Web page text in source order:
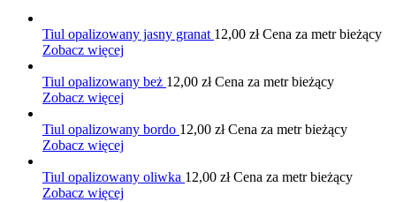
Tiul opalizowany jasny granat 12,00 złCena za metr bieżący
Zobacz więcej
Tiul opalizowany beż 12,00 złCena za metr bieżący
Zobacz więcej
Tiul opalizowany bordo 12,00 złCena za metr bieżący
Zobacz więcej
Tiul opalizowany oliwka 12,00 złCena za metr bieżący
Zobacz więcej